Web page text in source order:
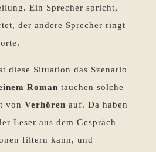
Ein Sprecher spricht,
der andere Sprecher ringt
diese Situation das Szenario
Roman tauchen solche
von Verhören auf. Da haben
Leser aus dem Gespräch
filtern kann, und